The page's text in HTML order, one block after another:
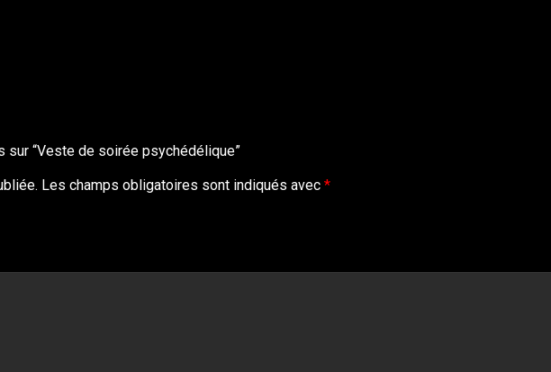
“Veste de soirée psychédélique”
Les champs obligatoires sont indiqués avec *